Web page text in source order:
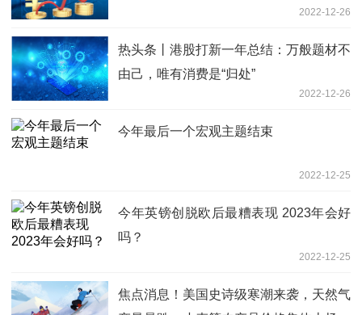
2022-12-26
热头条丨港股打新一年总结：万般题材不
由己，唯有消费是“归处”
2022-12-26
今年最后一个宏观主题结束
2022-12-25
今年英镑创脱欧后最糟表现 2023年会好
吗？
2022-12-25
焦点消息！美国史诗级寒潮来袭，天然气